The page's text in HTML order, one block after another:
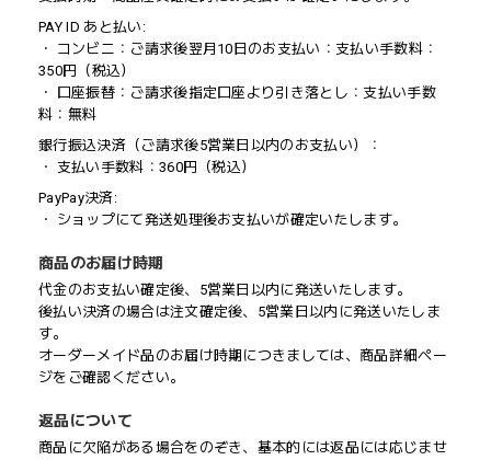
PAY ID あと払い:
・ コンビニ：ご請求後翌月10日のお支払い：支払い手数料：
350円（税込）
・ 口座振替：ご請求後指定口座より引き落とし：支払い手数
料：無料
銀行振込決済（ご請求後5営業日以内のお支払い）：
・ 支払い手数料：360円（税込）
PayPay決済:
・ ショップにて発送処理後お支払いが確定いたします。
商品のお届け時期
代金のお支払い確定後、5営業日以内に発送いたします。
後払い決済の場合は注文確定後、5営業日以内に発送いたしま
す。
オーダーメイド品のお届け時期につきましては、商品詳細ペー
ジをご確認ください。
返品について
商品に欠陥がある場合をのぞき、基本的には返品には応じませ